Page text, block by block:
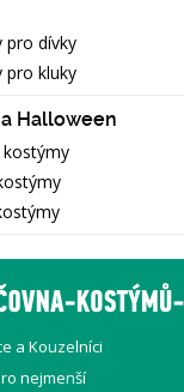
pro dívky
pro kluky
Halloween
a Kouzelníci
nejmenší